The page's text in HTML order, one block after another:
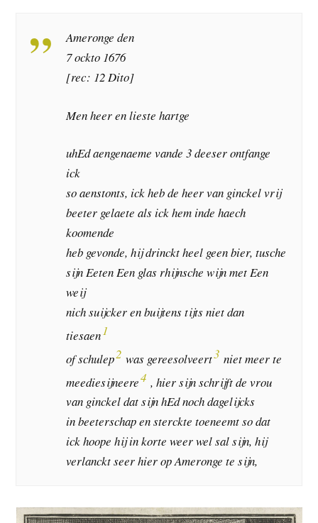
Ameronge den
7 ockto 1676
[rec: 12 Dito]
Men heer en lieste hartge
uhEd aengenaeme vande 3 deeser ontfange
ick
so aenstonts, ick heb de heer van ginckel vrij
beeter gelaete als ick hem inde haech
koomende
heb gevonde, hij drinckt heel geen bier, tusche
sijn Eeten Een glas rhijnsche wijn met Een
weij
nich suijcker en buijtens tijts niet dan
tiesaen1
of schulep2 was gereesolveert3 niet meer te
meediesijneere4 , hier sijn schrijft de vrou
van ginckel dat sijn hEd noch dagelijcks
in beeterschap en sterckte toeneemt so dat
ick hoope hij in korte weer wel sal sijn, hij
verlanckt seer hier op Ameronge te sijn,